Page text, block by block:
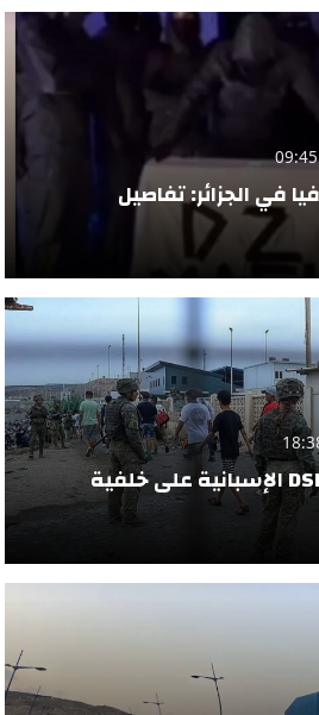
في الجزائر: تفاصيل
إقالة مسؤولة في DSN الإسبانية على خلفية